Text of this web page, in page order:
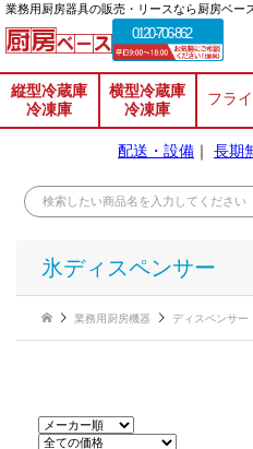
業務⽤厨房器具の販売・リースなら厨房ベー
0120-706-862
縦型冷蔵庫
冷凍庫
横型冷蔵庫
冷凍庫
フラ
配送・設備 ｜ 長期
氷ディスペンサー
業務用厨房機器 ディスペンサー